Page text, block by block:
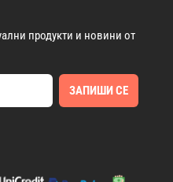
продукти и новини от
ЗАПИШИ СЕ